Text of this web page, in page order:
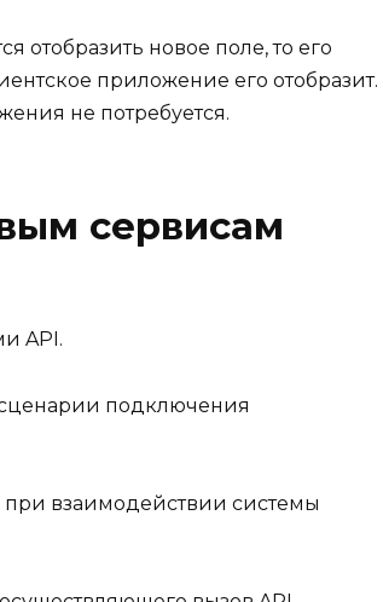
отобразить новое поле, то его
приложение его отобразит.
не потребуется.
сервисам
API.
подключения
взаимодействии системы